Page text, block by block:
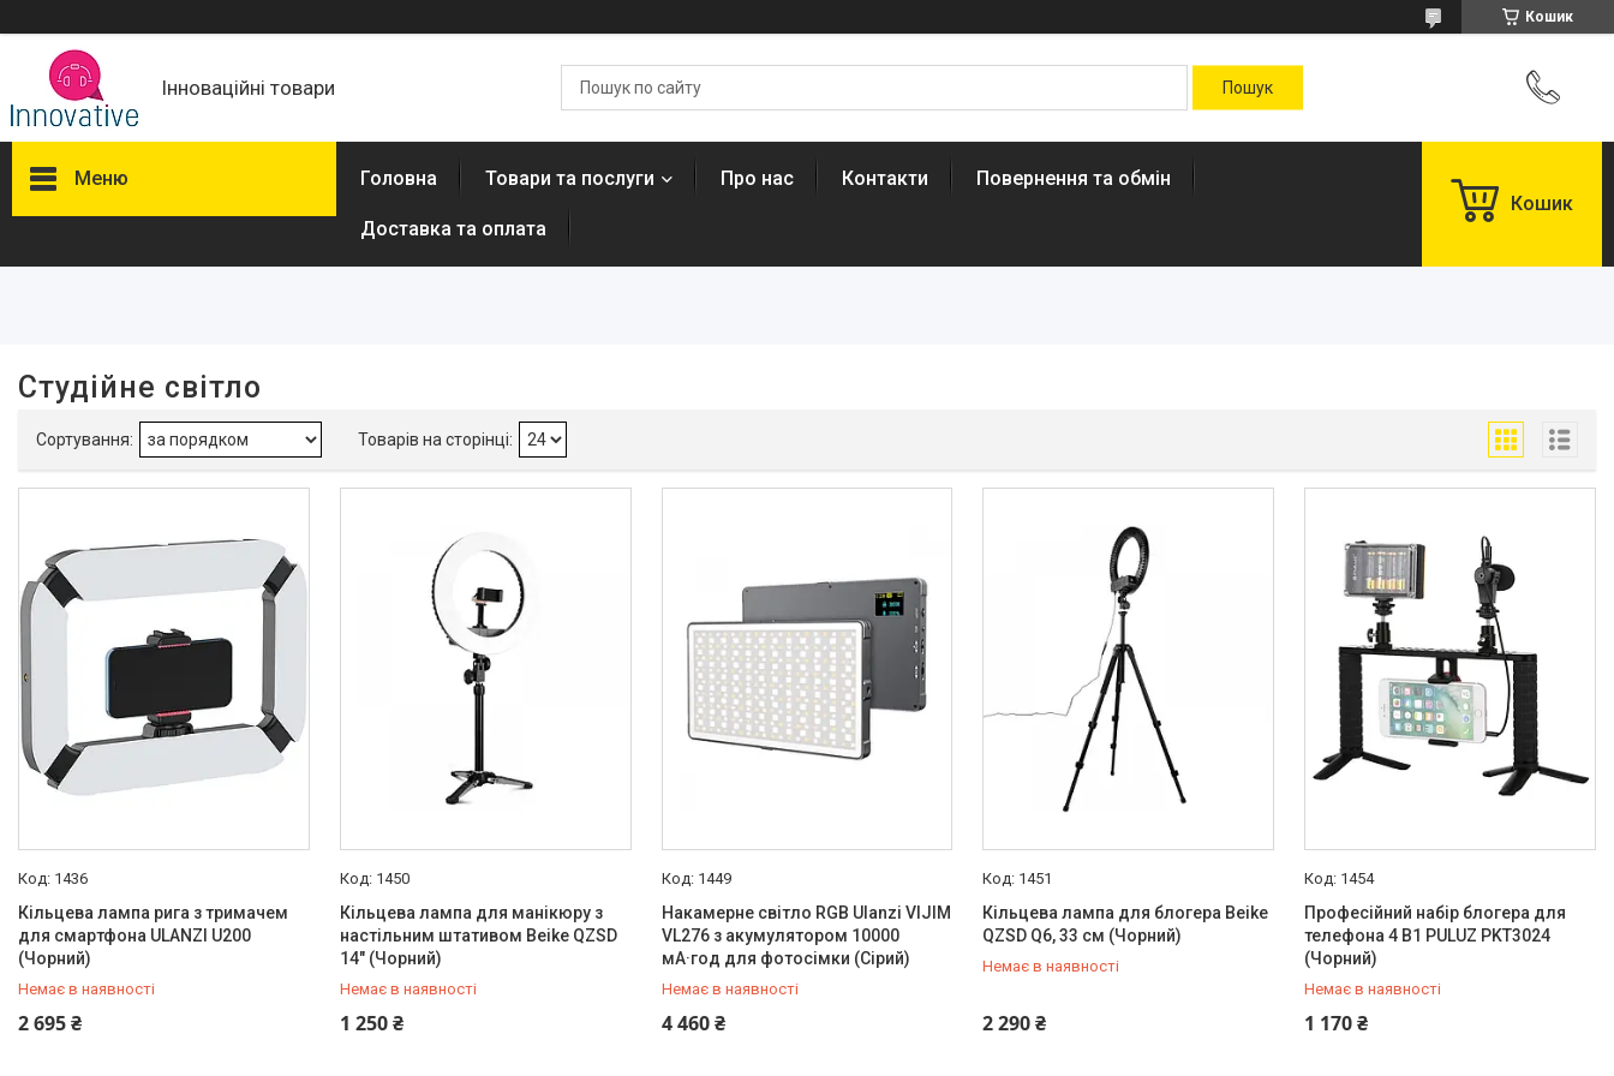
Кошик
Інноваційні товари
Меню
Puluz 1
Ulanzi 2
Товари та послуги
Новини
Про нас
Доставка та оплата
Повернення та обмін
Головна Товари та послуги Про нас Контакти Повернення та обмін
Доставка та оплата
Кошик
Студійне світло
1436
Кільцева лампа рига з тримачем
для смартфона ULANZI U200
(Чорний)
Немає в наявності
2 695 ₴
+380 (50) 432-84-83
1450
Кільцева лампа для манікюру з
настільним штативом Beike QZSD
14" (Чорний)
Немає в наявності
1 250 ₴
+380 (50) 432-84-83
1449
Накамерне світло RGB Ulanzi VIJIM
VL276 з акумулятором 10000
мА·год для фотосімки (Сірий)
Немає в наявності
4 460 ₴
+380 (50) 432-84-83
1451
Кільцева лампа для блогера Beike
QZSD Q6, 33 см (Чорний)
Немає в наявності
2 290 ₴
+380 (50) 432-84-83
1454
Професійний набір блогера для
телефона 4 В1 PULUZ PKT3024
(Чорний)
Немає в наявності
1 170 ₴
+380 (50) 432-84-83